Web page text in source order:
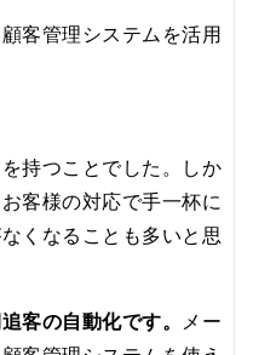
客管理システムを活用
持つことでした。しか
客様の対応で手一杯に
くなることも多いと思
客の自動化です。
メー